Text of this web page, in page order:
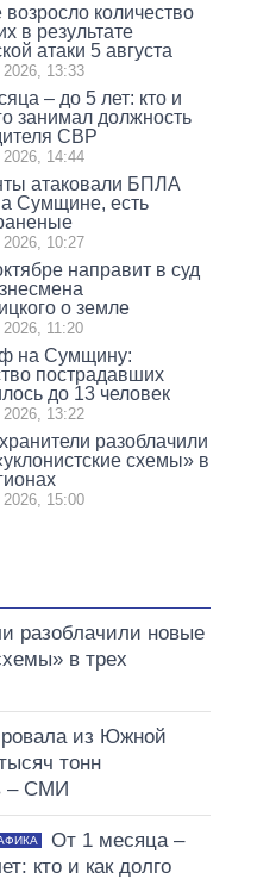
возросло количество
в результате
атаки 5 августа
2026, 13:33
– до 5 лет: кто и
занимал должность
СВР
2026, 14:44
атаковали БПЛА
Сумщине, есть
2026, 10:27
направит в суд
о земле
2026, 11:20
на Сумщину:
пострадавших
до 13 человек
2026, 13:22
разоблачили
схемы» в
2026, 15:00
разоблачили новые
в трех
из Южной
тонн
– СМИ
От 1 месяца –
кто и как долго